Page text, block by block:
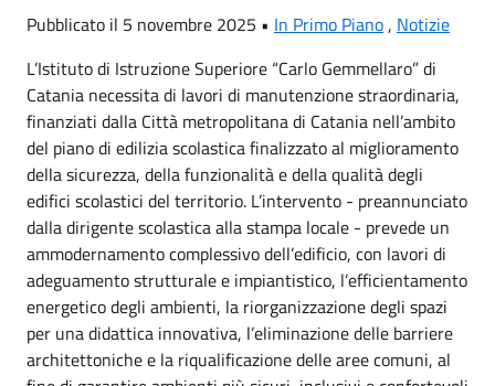
Pubblicato il 5 novembre 2025 • In Primo Piano, Notizie
L’Istituto di Istruzione Superiore “Carlo Gemmellaro” di
Catania necessita di lavori di manutenzione straordinaria,
finanziati dalla Città metropolitana di Catania nell’ambito
del piano di edilizia scolastica finalizzato al miglioramento
della sicurezza, della funzionalità e della qualità degli
edifici scolastici del territorio. L’intervento - preannunciato
dalla dirigente scolastica alla stampa locale - prevede un
ammodernamento complessivo dell’edificio, con lavori di
adeguamento strutturale e impiantistico, l’efficientamento
energetico degli ambienti, la riorganizzazione degli spazi
per una didattica innovativa, l’eliminazione delle barriere
architettoniche e la riqualificazione delle aree comuni, al